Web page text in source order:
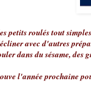
petits roulés tout
avec d'autres
dans du sésame, des
l'année prochaine